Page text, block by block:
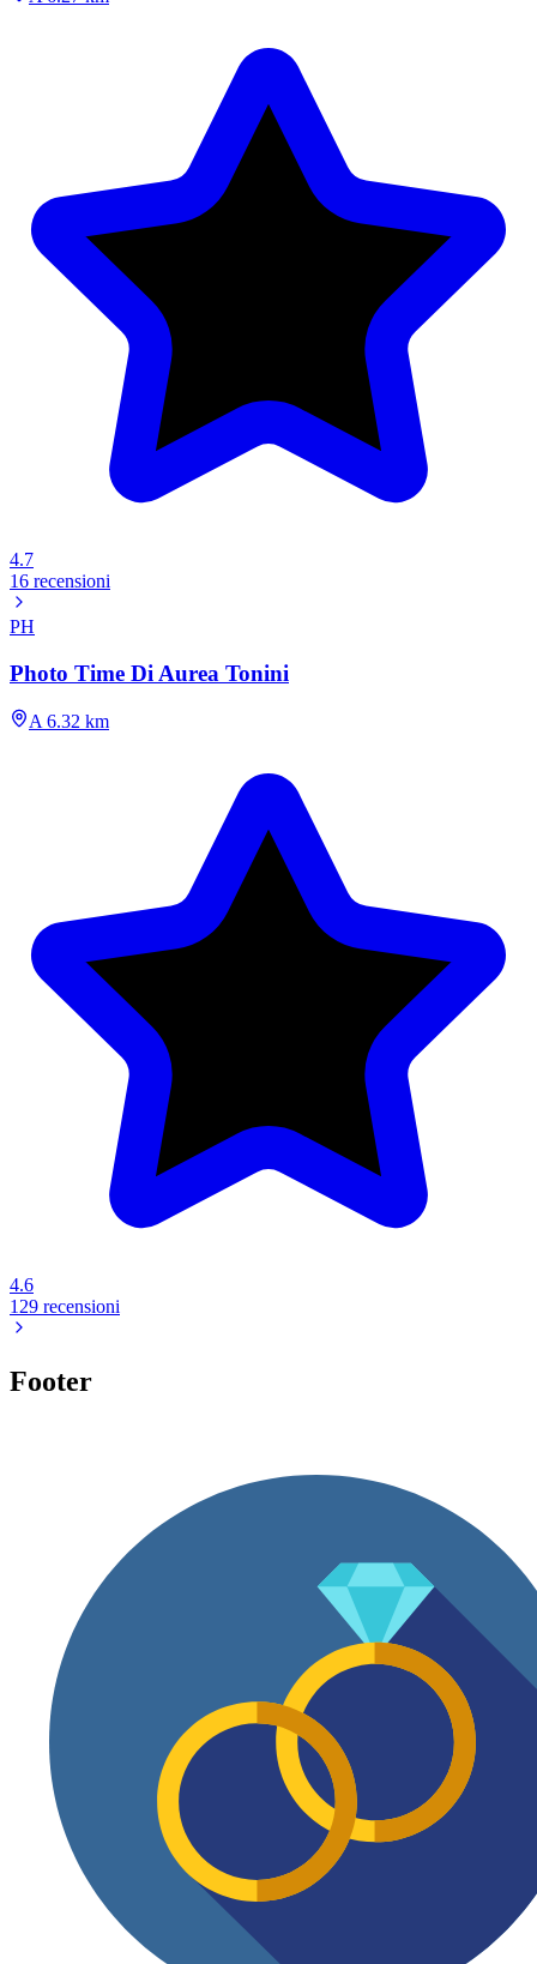
4.7
16 recensioni
PH
Photo Time Di Aurea Tonini
A 6.32 km
4.6
129 recensioni
Footer